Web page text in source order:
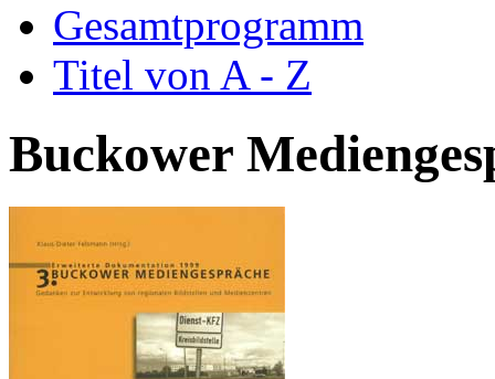
Gesamtprogramm
Titel von A - Z
Buckower